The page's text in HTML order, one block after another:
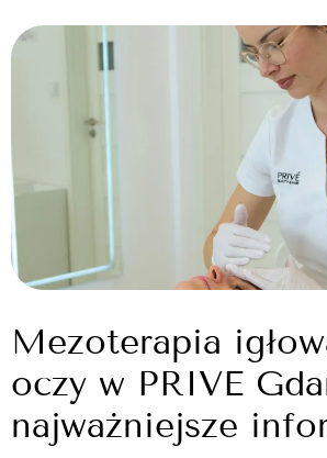
Mezoterapia
oczy w PRIVE
najważniejsze